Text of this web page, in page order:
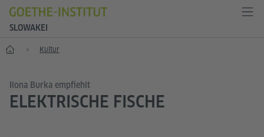
SLOWAKEI
Start Kultur
Ilona Burka empfiehlt
ELEKTRISCHE FISCHE